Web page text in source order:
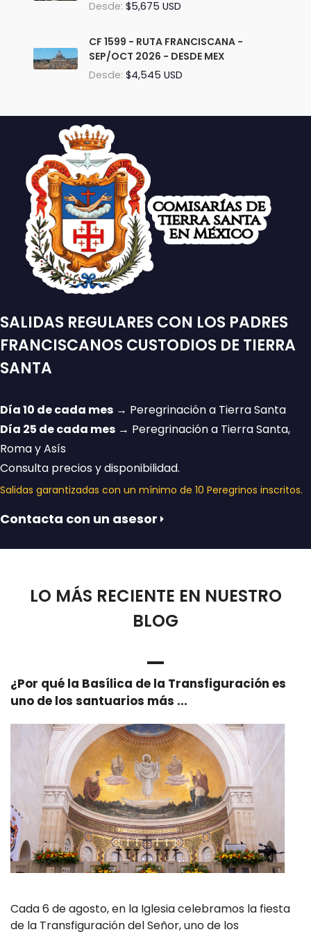
Desde: $5,675 USD
CF 1599 - RUTA FRANCISCANA -
SEP/OCT 2026 - DESDE MEX
Desde: $4,545 USD
SALIDAS REGULARES CON LOS PADRES
FRANCISCANOS CUSTODIOS DE TIERRA
SANTA
Día 10 de cada mes → Peregrinación a Tierra Santa
Día 25 de cada mes → Peregrinación a Tierra Santa,
Roma y Asís
Consulta precios y disponibilidad.
Salidas garantizadas con un mínimo de 10 Peregrinos inscritos.
Contacta con un asesor
LO MÁS RECIENTE EN NUESTRO
BLOG
¿Por qué la Basílica de la Transfiguración es
uno de los santuarios más ...
Cada 6 de agosto, en la Iglesia celebramos la fiesta
de la Transfiguración del Señor, uno de los